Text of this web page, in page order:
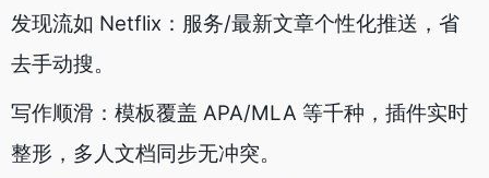
发现流如 Netflix：服务/最新文章个性化推送，省
去手动搜。
写作顺滑：模板覆盖 APA/MLA 等千种，插件实时
整形，多人文档同步无冲突。